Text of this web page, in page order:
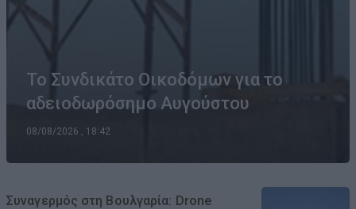
Το Συνδικάτο Οικοδόμων για το
αδειοδωρόσημο Αυγούστου
08/08/2026 , 18:42
Συναγερμός στη Βουλγαρία: Drone